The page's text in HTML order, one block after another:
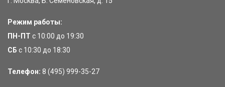
Режим работы:
ПН-ПТ с 10:00 до 19:30
СБ с 10:30 до 18:30
Телефон: 8 (495) 999-35-27